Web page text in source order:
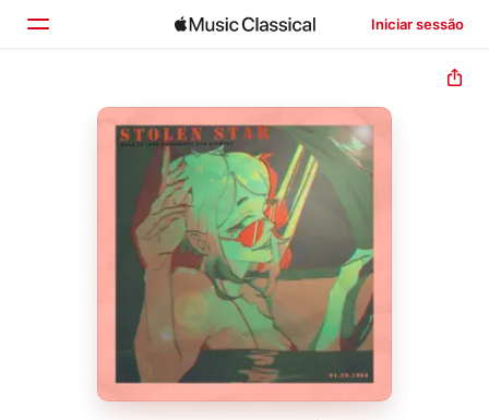
Iniciar sessão
Início